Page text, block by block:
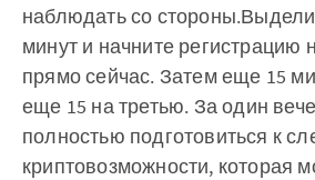
наблюдать со
минут и начните регистрацию
прямо сейчас. Затем еще 15
еще 15 на третью. За один
полностью подготовиться к
криптовозможности, которая